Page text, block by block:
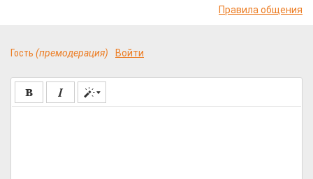
Правила общения
Гость (премодерация) Войти